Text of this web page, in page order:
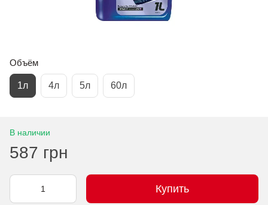
Объём
1л 4л 5л 60л
В наличии
587 грн
Купить